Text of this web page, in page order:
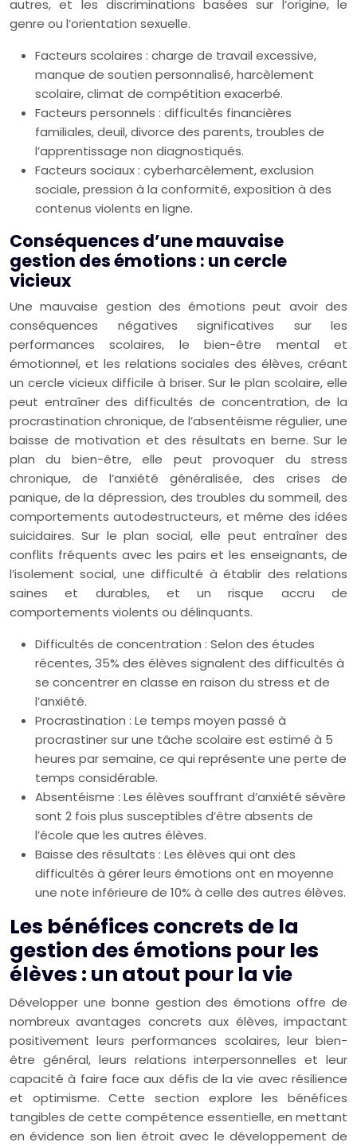
autres, et les discriminations basées sur l’origine, le
genre ou l’orientation sexuelle.
Facteurs scolaires : charge de travail excessive,
manque de soutien personnalisé, harcèlement
scolaire, climat de compétition exacerbé.
Facteurs personnels : difficultés financières
familiales, deuil, divorce des parents, troubles de
l’apprentissage non diagnostiqués.
Facteurs sociaux : cyberharcèlement, exclusion
sociale, pression à la conformité, exposition à des
contenus violents en ligne.
Conséquences d’une mauvaise
gestion des émotions : un cercle
vicieux
Une mauvaise gestion des émotions peut avoir des
conséquences négatives significatives sur les
performances scolaires, le bien-être mental et
émotionnel, et les relations sociales des élèves, créant
un cercle vicieux difficile à briser. Sur le plan scolaire, elle
peut entraîner des difficultés de concentration, de la
procrastination chronique, de l’absentéisme régulier, une
baisse de motivation et des résultats en berne. Sur le
plan du bien-être, elle peut provoquer du stress
chronique, de l’anxiété généralisée, des crises de
panique, de la dépression, des troubles du sommeil, des
comportements autodestructeurs, et même des idées
suicidaires. Sur le plan social, elle peut entraîner des
conflits fréquents avec les pairs et les enseignants, de
l’isolement social, une difficulté à établir des relations
saines et durables, et un risque accru de
comportements violents ou délinquants.
Difficultés de concentration : Selon des études
récentes, 35% des élèves signalent des difficultés à
se concentrer en classe en raison du stress et de
l’anxiété.
Procrastination : Le temps moyen passé à
procrastiner sur une tâche scolaire est estimé à 5
heures par semaine, ce qui représente une perte de
temps considérable.
Absentéisme : Les élèves souffrant d’anxiété sévère
sont 2 fois plus susceptibles d’être absents de
l’école que les autres élèves.
Baisse des résultats : Les élèves qui ont des
difficultés à gérer leurs émotions ont en moyenne
une note inférieure de 10% à celle des autres élèves.
Les bénéfices concrets de la
gestion des émotions pour les
élèves : un atout pour la vie
Développer une bonne gestion des émotions offre de
nombreux avantages concrets aux élèves, impactant
positivement leurs performances scolaires, leur bien-
être général, leurs relations interpersonnelles et leur
capacité à faire face aux défis de la vie avec résilience
et optimisme. Cette section explore les bénéfices
tangibles de cette compétence essentielle, en mettant
en évidence son lien étroit avec le développement de